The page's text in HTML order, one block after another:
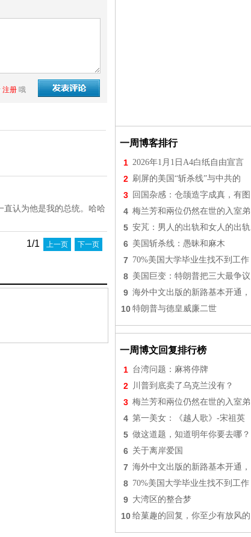
注册 哦
直认为他是我的总统。哈哈
1/1 上一页 下一页
一周博客排行
1 2026年1月1日A4白纸自由宣言
2 刷屏的美国“斩杀线”与中共的
3 回国杂感：仓颉造字成真，有图
4 梅兰芳和兩位仍然在世的入室弟
5 安芃：男人的出轨和女人的出轨
6 美国斩杀线：愚昧和麻木
7 70%美国大学毕业生找不到工作
8 美国巨变：特朗普把三大最争议
9 海外中文出版的新路基本开通，
10 特朗普与德皇威廉二世
一周博文回复排行榜
1 台湾问题：麻将停牌
2 川普到底卖了乌克兰没有？
3 梅兰芳和兩位仍然在世的入室弟
4 第一美女：《越人歌》-宋祖英
5 做这道题，知道明年你要去哪？
6 关于离岸爱国
7 海外中文出版的新路基本开通，
8 70%美国大学毕业生找不到工作
9 大湾区的整合梦
10 给菓趣的回复，你至少有放风的